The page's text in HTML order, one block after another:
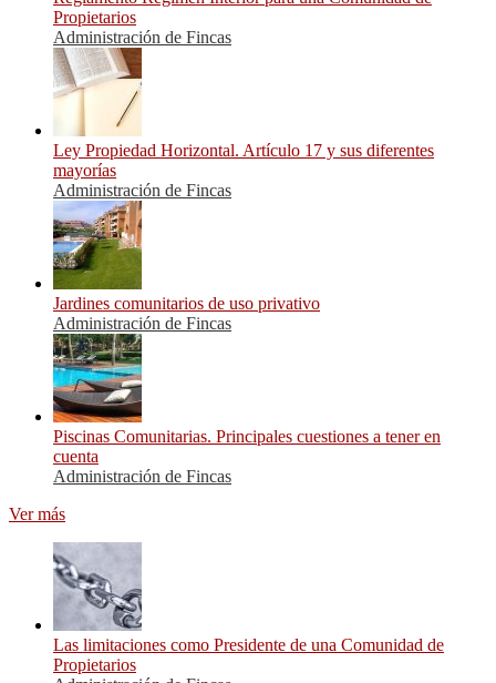
Propietarios
Administración de Fincas
Ley Propiedad Horizontal. Artículo 17 y sus diferentes
mayorías
Administración de Fincas
Jardines comunitarios de uso privativo
Administración de Fincas
Piscinas Comunitarias. Principales cuestiones a tener en
cuenta
Administración de Fincas
Ver más
Las limitaciones como Presidente de una Comunidad de
Propietarios